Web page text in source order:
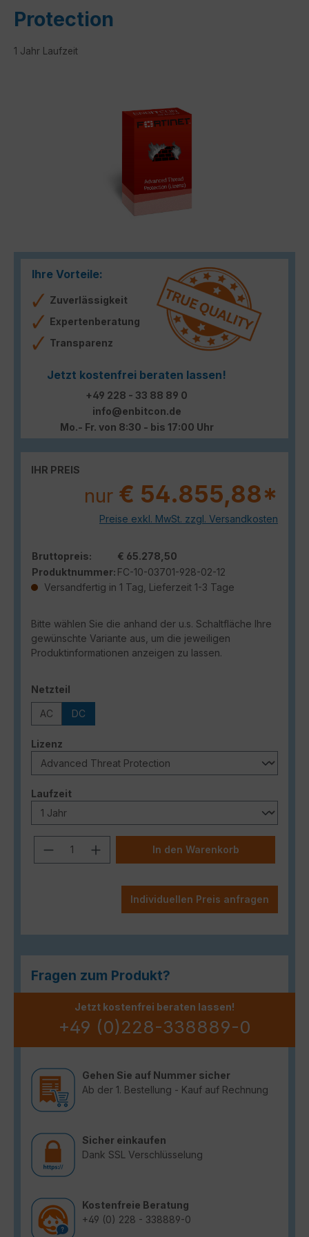
Protection
1 Jahr Laufzeit
Ihre Vorteile:
Zuverlässigkeit
Expertenberatung
Transparenz
Jetzt kostenfrei beraten lassen!
+49 228 - 33 88 89 0
info@enbitcon.de
Mo.- Fr. von 8:30 - bis 17:00 Uhr
IHR PREIS
nur € 54.855,88*
Preise exkl. MwSt. zzgl. Versandkosten
Bruttopreis:
€ 65.278,50
Produktnummer: FC-10-03701-928-02-12
Versandfertig in 1 Tag, Lieferzeit 1-3 Tage
Bitte wählen Sie die anhand der u.s. Schaltfläche Ihre
gewünschte Variante aus, um die jeweiligen
Produktinformationen anzeigen zu lassen.
Netzteil
AC DC
Lizenz
Laufzeitauswählen
Produkt Anzahl: Gib den
In den Warenkorb
Individuellen Preis anfragen
Fragen zum Produkt?
Jetzt kostenfrei beraten lassen!
+49 (0)228-338889-0
Gehen Sie auf Nummer sicher
Ab der 1. Bestellung - Kauf auf Rechnung
Sicher einkaufen
Dank SSL Verschlüsselung
Kostenfreie Beratung
+49 (0) 228 - 338889-0